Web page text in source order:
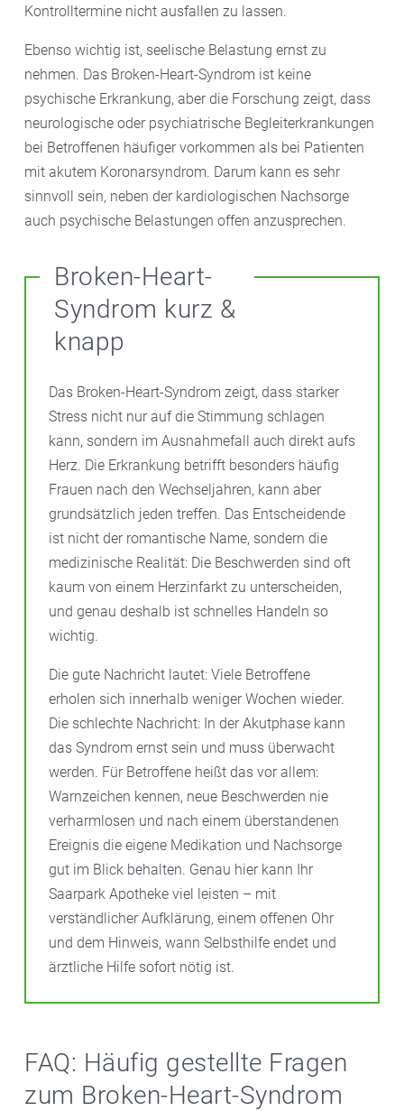
Kontrolltermine nicht ausfallen zu lassen.
Ebenso wichtig ist, seelische Belastung ernst zu
nehmen. Das Broken-Heart-Syndrom ist keine
psychische Erkrankung, aber die Forschung zeigt, dass
neurologische oder psychiatrische Begleiterkrankungen
bei Betroffenen häufiger vorkommen als bei Patienten
mit akutem Koronarsyndrom. Darum kann es sehr
sinnvoll sein, neben der kardiologischen Nachsorge
auch psychische Belastungen offen anzusprechen.
Broken-Heart-
Syndrom kurz &
knapp
Das Broken-Heart-Syndrom zeigt, dass starker
Stress nicht nur auf die Stimmung schlagen
kann, sondern im Ausnahmefall auch direkt aufs
Herz. Die Erkrankung betrifft besonders häufig
Frauen nach den Wechseljahren, kann aber
grundsätzlich jeden treffen. Das Entscheidende
ist nicht der romantische Name, sondern die
medizinische Realität: Die Beschwerden sind oft
kaum von einem Herzinfarkt zu unterscheiden,
und genau deshalb ist schnelles Handeln so
wichtig.
Die gute Nachricht lautet: Viele Betroffene
erholen sich innerhalb weniger Wochen wieder.
Die schlechte Nachricht: In der Akutphase kann
das Syndrom ernst sein und muss überwacht
werden. Für Betroffene heißt das vor allem:
Warnzeichen kennen, neue Beschwerden nie
verharmlosen und nach einem überstandenen
Ereignis die eigene Medikation und Nachsorge
gut im Blick behalten. Genau hier kann Ihr
Saarpark Apotheke viel leisten – mit
verständlicher Aufklärung, einem offenen Ohr
und dem Hinweis, wann Selbsthilfe endet und
ärztliche Hilfe sofort nötig ist.
FAQ: Häufig gestellte Fragen
zum Broken-Heart-Syndrom